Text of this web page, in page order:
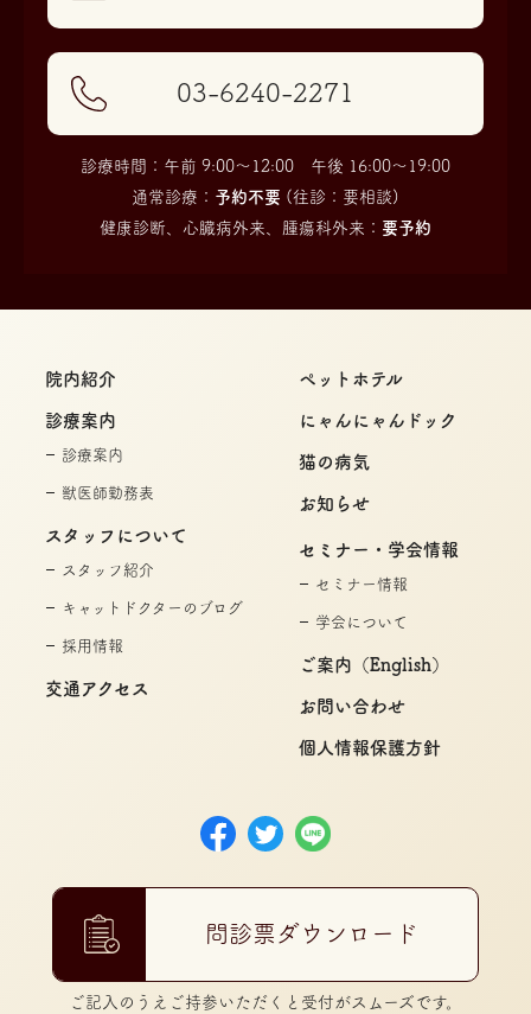
03-6240-2271
診療時間：午前 9:00〜12:00 午後 16:00〜19:00
通常診療： 予約不要 (往診：要相談)
健康診断、心臓病外来、腫瘍科外来： 要予約
院内紹介
診療案内
診療案内
獣医師勤務表
スタッフについて
スタッフ紹介
キャットドクターのブログ
採用情報
交通アクセス
ペットホテル
にゃんにゃんドック
猫の病気
お知らせ
セミナー・学会情報
セミナー情報
学会について
ご案内（English）
お問い合わせ
個人情報保護方針
問診票ダウンロード
ご記入のうえご持参いただくと受付がスムーズです。